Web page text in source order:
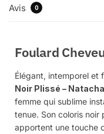
Avis 0
Foulard
Élégant, intemporel et
Noir Plissé – Natacha
femme qui sublime
tenue. Son coloris
apportent une touche